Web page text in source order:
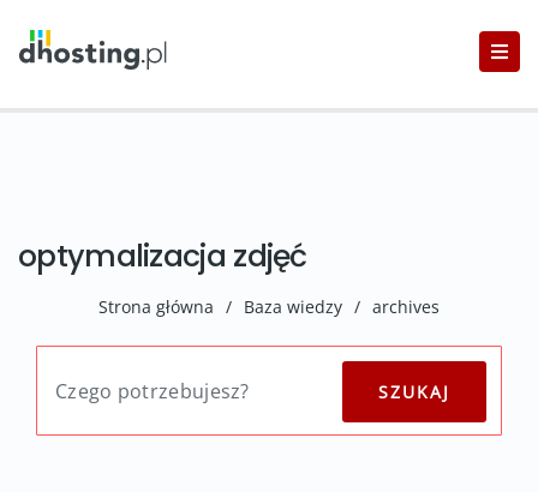
optymalizacja zdjęć
Strona główna / Baza wiedzy / archives